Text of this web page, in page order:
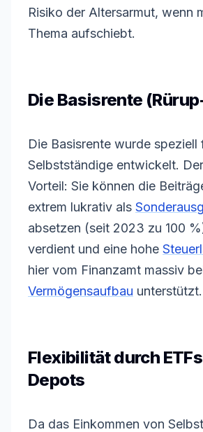
Risiko der Altersarmut, wenn
Thema aufschiebt.
Die Basisrente
Die Basisrente wurde speziell
Selbstständige entwickelt.
Vorteil: Sie können die
extrem lukrativ als
absetzen (seit 2023 zu 100
verdient und eine hohe
hier vom Finanzamt massiv
Vermögensaufbau unterstützt.
Flexibilität durch
Depots
Da das Einkommen von